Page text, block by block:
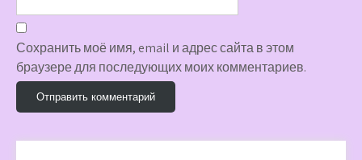
Сохранить моё имя, email и адрес сайта в этом
браузере для последующих моих комментариев.